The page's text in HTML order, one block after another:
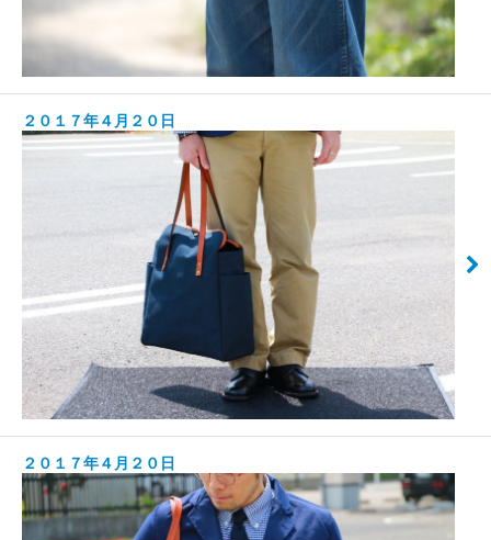
２０１７年４月２０日
２０１７年４月２０日